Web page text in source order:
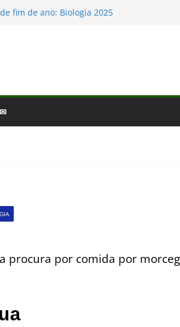
fim de ano: Biologia 2025
procura por comida por